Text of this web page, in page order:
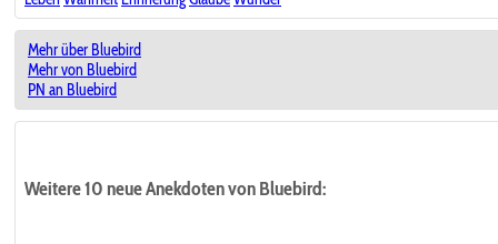
Mehr über Bluebird
Mehr von Bluebird
PN an Bluebird
Weitere 10 neue Anekdoten von Bluebird: